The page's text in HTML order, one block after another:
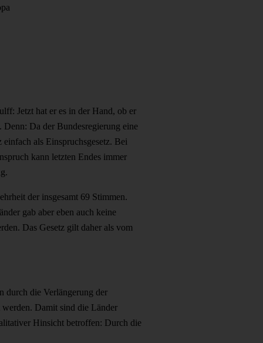
Jetzt hat er es in der Hand, ob er
Da der Bundesregierung eine
als Einspruchsgesetz. Bei
kann letzten Endes immer
der insgesamt 69 Stimmen.
gab aber eben auch keine
Das Gesetz gilt daher als vom
durch die Verlängerung der
Damit sind die Länder
Hinsicht betroffen: Durch die